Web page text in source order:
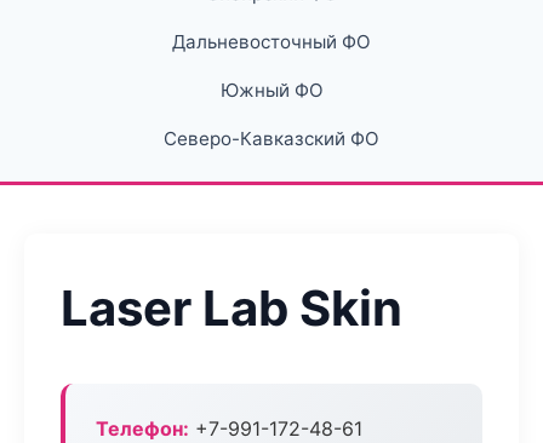
Дальневосточный ФО
Южный ФО
Северо-Кавказский ФО
Laser Lab Skin
Телефон: +7-991-172-48-61